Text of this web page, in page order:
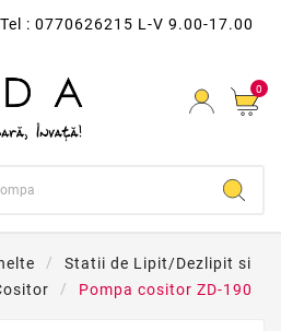
: 0770626215 L-V 9.00-17.00
0
Statii de Lipit/Dezlipit si
Pompa cositor ZD-190